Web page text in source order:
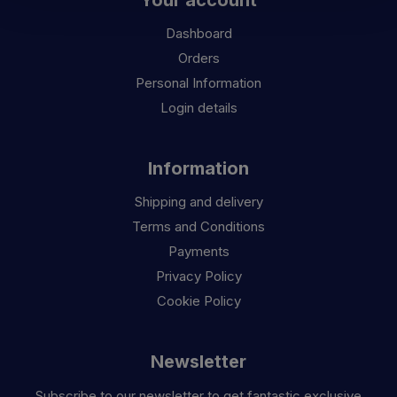
Dashboard
Orders
Personal Information
Login details
Information
Shipping and delivery
Terms and Conditions
Payments
Privacy Policy
Cookie Policy
Newsletter